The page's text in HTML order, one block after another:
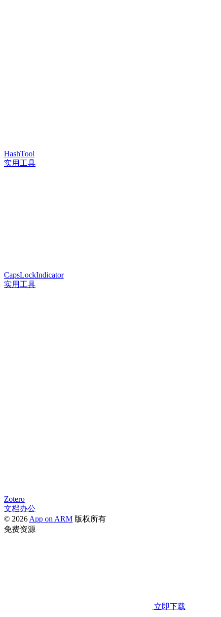
HashTool
实用工具
CapsLockIndicator
实用工具
Zotero
文档办公
© 2026 App on ARM 版权所有
免费资源
立即下载